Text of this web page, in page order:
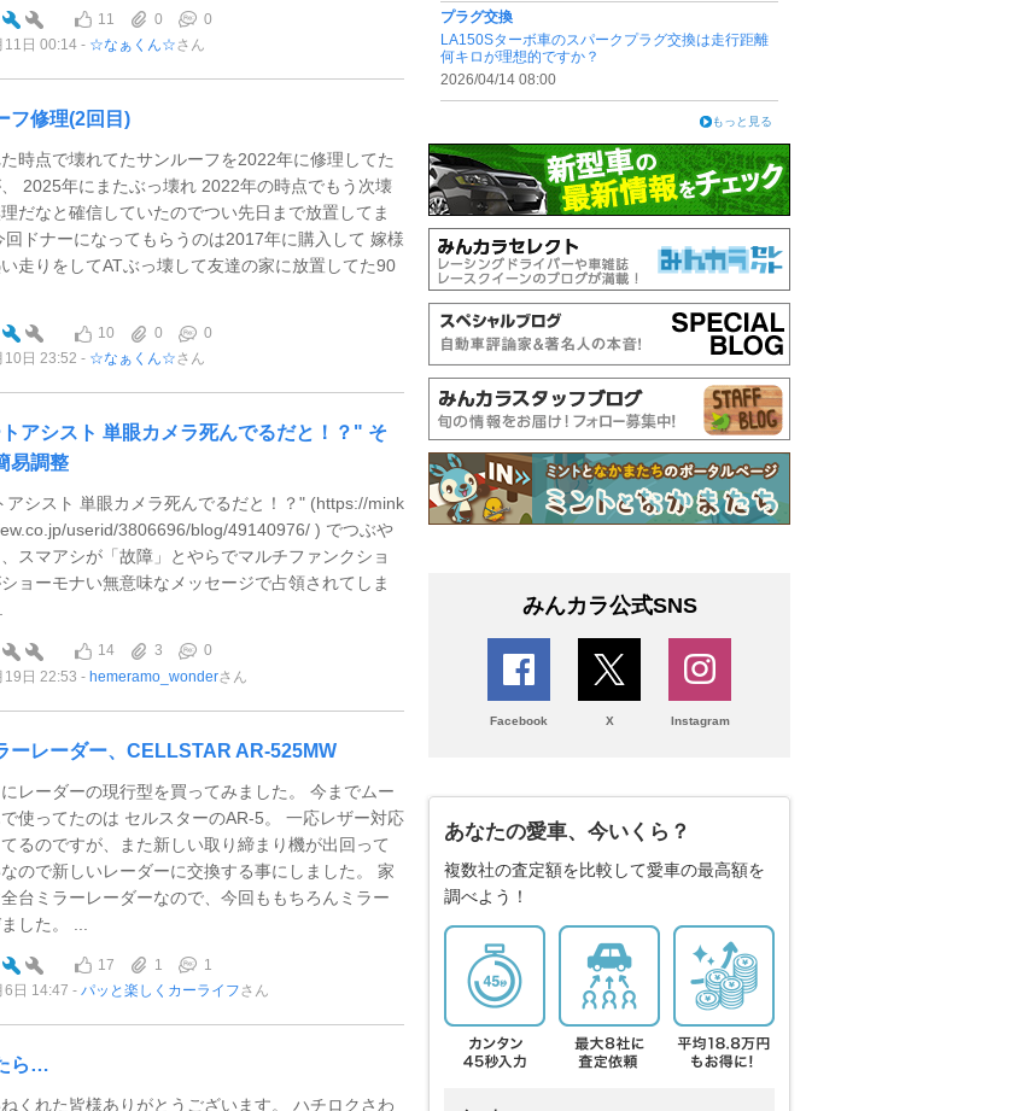
11 0
0
11日 00:14
☆なぁくん☆さん
フ修理(2回目)
時点で壊れてたサンルーフを2022年に修理してた
2025年にまたぶっ壊れ 2022年の時点でもう次壊
だなと確信していたのでつい先日まで放置してま
回ドナーになってもらうのは2017年に購入して 嫁様
走りをしてATぶっ壊して友達の家に放置してた90
10 0
0
10日 23:52
☆なぁくん☆さん
アシスト 単眼カメラ死んでるだと！？" そ
易調整
アシスト 単眼カメラ死んでるだと！？" (https://mink
userid/3806696/blog/49140976/ ) でつぶや
スマアシが「故障」とやらでマルチファンクショ
ョーモナい無意味なメッセージで占領されてしま
14 3
0
19日 22:53
hemeramo_wonderさん
ーレーダー、CELLSTAR AR-525MW
レーダーの現行型を買ってみました。 今までムー
使ってたのは セルスターのAR-5。 一応レザー対応
るのですが、また新しい取り締まり機が出回って
ので新しいレーダーに交換する事にしました。 家
台ミラーレーダーなので、今回ももちろんミラー
した。 ...
17 1
1
6日 14:47
パッと楽しくカーライフさん
ら…
くれた皆様ありがとうございます。 ハチロクさわ
プラグ交換
LA150Sターボ車のスパークプラグ交換は走行距離
何キロが理想的ですか？
2026/04/14 08:00
もっと見る
みんカラ公式SNS
Facebook X Instagram
あなたの愛車、今いくら？
複数社の査定額を比較して愛車の最高額を
調べよう！